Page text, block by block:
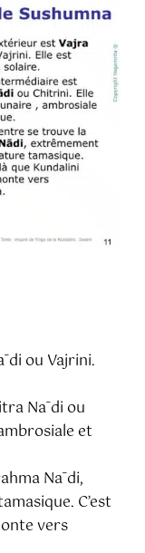
ou Vajrini.
Nādi ou
et
Nādi,
C’est
vers